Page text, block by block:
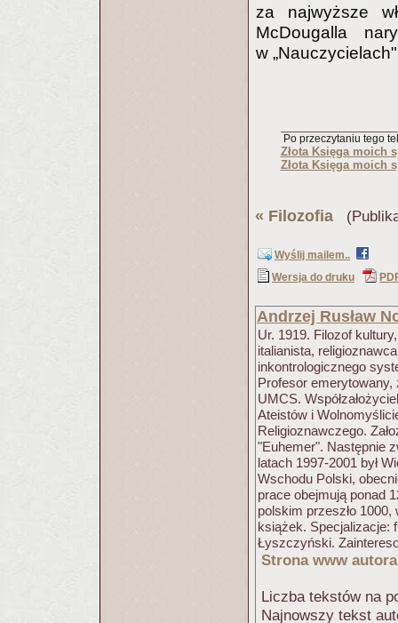
za najwyższe
McDougalla
w
Po przeczytaniu tego
Złota Księga moich
Złota Księga moich
« Filozofia
Wyślij mailem..
Wersja do druku
Andrzej Rusław
Ur. 1919. Filozof
italianista,
inkontrologicznego
Profesor
UMCS.
Ateistów i
Religioznawczego.
"Euhemer". Następnie
latach 1997-2001 był
Wschodu Polski,
prace obejmują ponad
polskim przeszło
książek. Specjalizacje:
Łyszczyński.
Strona www autora
Liczba tekstów na
Najnowszy tekst